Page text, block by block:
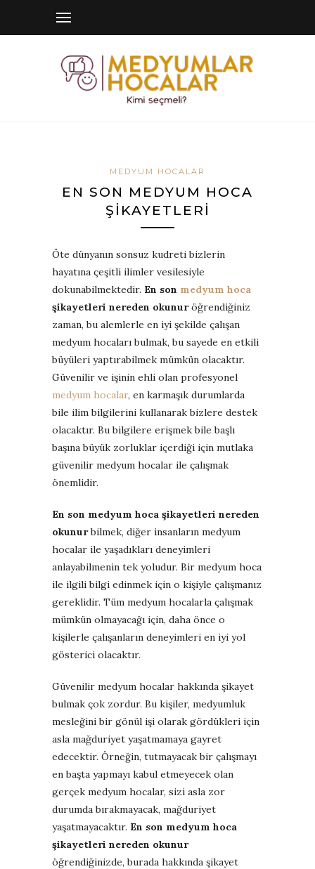
MEDYUM HOCALAR
EN SON MEDYUM HOCA
ŞIKAYETLERI
Öte dünyanın sonsuz kudreti bizlerin
hayatına çeşitli ilimler vesilesiyle
dokunabilmektedir. En son medyum hoca
şikayetleri nereden okunuröğrendiğiniz
zaman, bu alemlerle en iyi şekilde çalışan
medyum hocaları bulmak, bu sayede en etkili
büyüleri yaptırabilmek mümkün olacaktır.
Güvenilir ve işinin ehli olan profesyonel
medyum hocalar, en karmaşık durumlarda
bile ilim bilgilerini kullanarak bizlere destek
olacaktır. Bu bilgilere erişmek bile başlı
başına büyük zorluklar içerdiği için mutlaka
güvenilir medyum hocalar ile çalışmak
önemlidir.
En son medyum hoca şikayetleri nereden
okunurbilmek, diğer insanların medyum
hocalar ile yaşadıkları deneyimleri
anlayabilmenin tek yoludur. Bir medyum hoca
ile ilgili bilgi edinmek için o kişiyle çalışmanız
gereklidir. Tüm medyum hocalarla çalışmak
mümkün olmayacağı için, daha önce o
kişilerle çalışanların deneyimleri en iyi yol
gösterici olacaktır.
Güvenilir medyum hocalar hakkında şikayet
bulmak çok zordur. Bu kişiler, medyumluk
mesleğini bir gönül işi olarak gördükleri için
asla mağduriyet yaşatmamaya gayret
edecektir. Örneğin, tutmayacak bir çalışmayı
en başta yapmayı kabul etmeyecek olan
gerçek medyum hocalar, sizi asla zor
durumda bırakmayacak, mağduriyet
yaşatmayacaktır. En son medyum hoca
şikayetleri nereden okunur
öğrendiğinizde, burada hakkında şikayet